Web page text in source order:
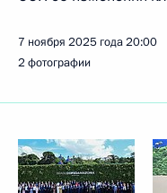
7 ноября 2025 года20:00
2 фотографии